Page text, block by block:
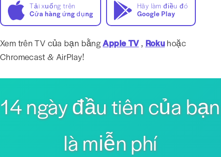
Tải xuống trên
Cửa hàng ứng dụng
Hãy làm điều đó
Google Play
Xem trên TV của bạn bằngApple TV, Roku hoặc
Chromecast & AirPlay!
14 ngày đầu tiên của bạn
là miễn phí